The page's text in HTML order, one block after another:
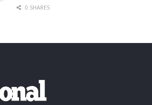
0 SHARES